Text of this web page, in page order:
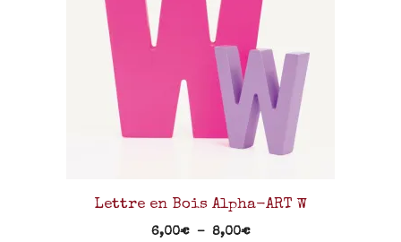
Lettre en Bois Alpha-ART W
6,00€ – 8,00€